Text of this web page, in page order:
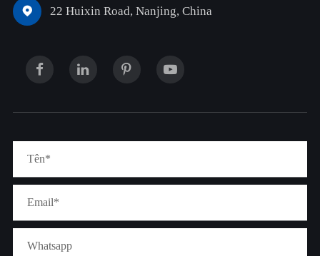
 22 Huixin Road, Nanjing, China